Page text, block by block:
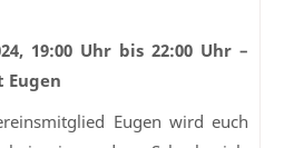
19:00 Uhr bis 22:00 Uhr –
Eugen wird euch